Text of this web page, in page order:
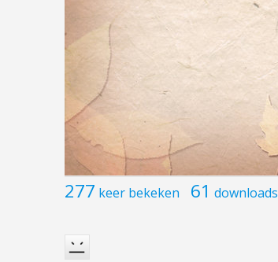
277 keer bekeken 61 downloads